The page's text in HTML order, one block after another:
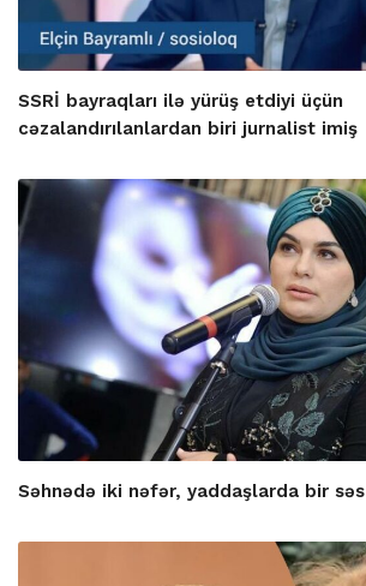
SSRİ bayraqları ilə yürüş etdiyi üçün
cəzalandırılanlardan biri jurnalist imiş
Səhnədə iki nəfər, yaddaşlarda bir səs